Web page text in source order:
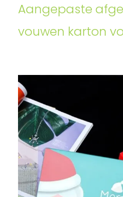
Aangepaste
vouwen karton